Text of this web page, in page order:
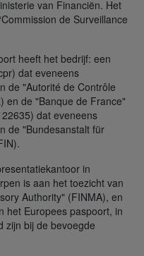
van Financiën. Het
de Surveillance
heeft het bedrijf: een
dat eveneens
de "Autorité de Contrôle
en de "Banque de France"
dat eveneens
de "Bundesanstalt für
in
is aan het toezicht van
Authority" (FINMA), en
het Europees paspoort, in
zijn bij de bevoegde